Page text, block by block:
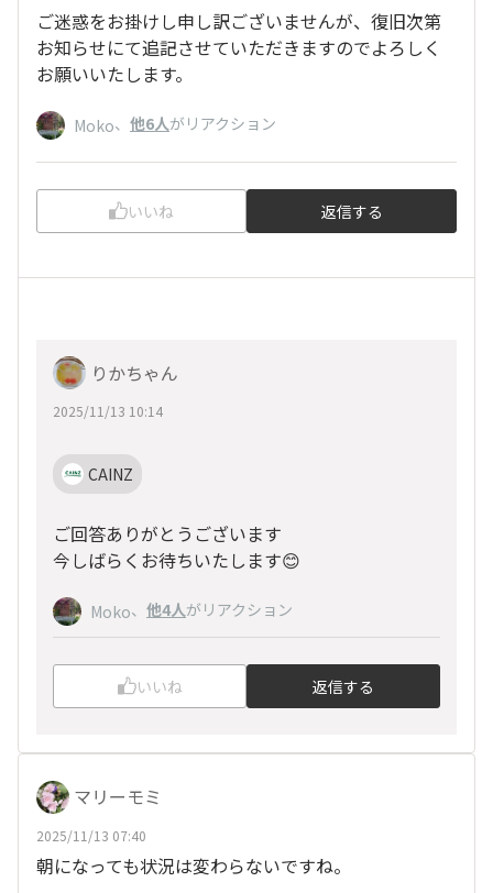
ご迷惑をお掛けし申し訳ございませんが、復旧次第
お知らせにて追記させていただきますのでよろしく
お願いいたします。
Moko、 他6人がリアクション
いいね 返信する
りかちゃん
2025/11/13 10:14
CAINZ
ご回答ありがとうございます
今しばらくお待ちいたします😊
Moko、 他4人がリアクション
いいね 返信する
マリーモミ
2025/11/13 07:40
朝になっても状況は変わらないですね。